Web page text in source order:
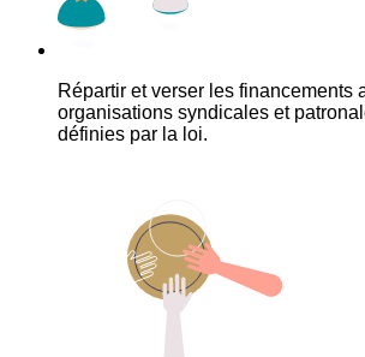
Répartir et verser les financements
organisations syndicales et
définies par la loi.